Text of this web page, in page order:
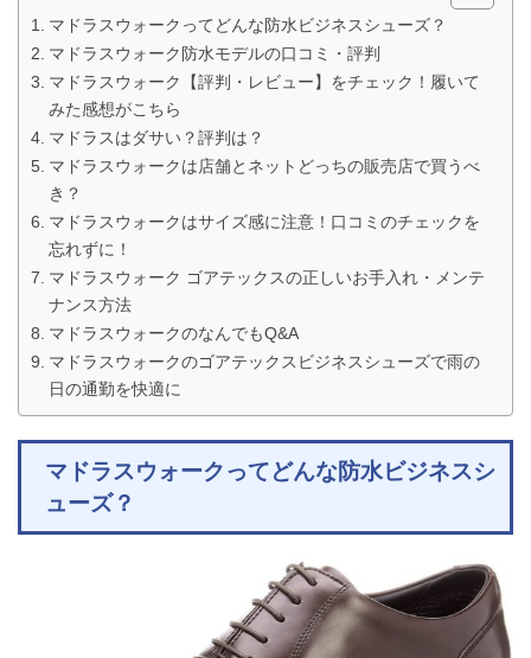
マドラスウォークってどんな防水ビジネスシューズ？
マドラスウォーク防水モデルの口コミ・評判
マドラスウォーク【評判・レビュー】をチェック！履いて
みた感想がこちら
マドラスはダサい？評判は？
マドラスウォークは店舗とネットどっちの販売店で買うべ
き？
マドラスウォークはサイズ感に注意！口コミのチェックを
忘れずに！
マドラスウォーク ゴアテックスの正しいお手入れ・メンテ
ナンス方法
マドラスウォークのなんでもQ&A
マドラスウォークのゴアテックスビジネスシューズで雨の
日の通勤を快適に
マドラスウォークってどんな防水ビジネスシ
ューズ？